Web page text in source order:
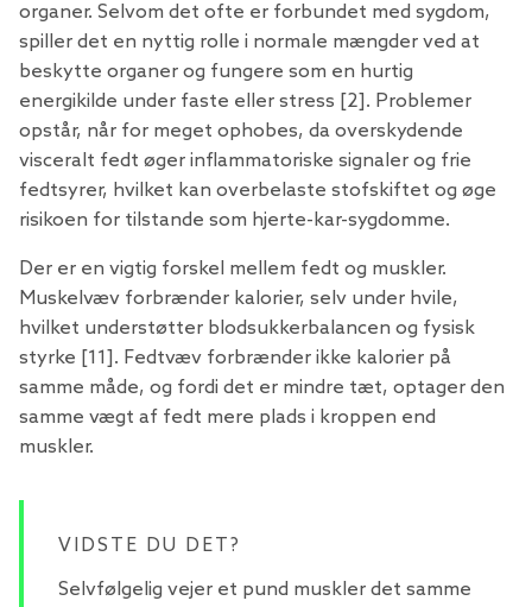
organer. Selvom det ofte er forbundet med sygdom,
spiller det en nyttig rolle i normale mængder ved at
beskytte organer og fungere som en hurtig
energikilde under faste eller stress [2]. Problemer
opstår, når for meget ophobes, da overskydende
visceralt fedt øger inflammatoriske signaler og frie
fedtsyrer, hvilket kan overbelaste stofskiftet og øge
risikoen for tilstande som hjerte-kar-sygdomme.
Der er en vigtig forskel mellem fedt og muskler.
Muskelvæv forbrænder kalorier, selv under hvile,
hvilket understøtter blodsukkerbalancen og fysisk
styrke [11]. Fedtvæv forbrænder ikke kalorier på
samme måde, og fordi det er mindre tæt, optager den
samme vægt af fedt mere plads i kroppen end
muskler.
VIDSTE DU DET?
Selvfølgelig vejer et pund muskler det samme